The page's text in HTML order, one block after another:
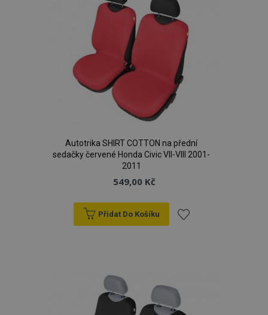
Autotrika SHIRT COTTON na přední
sedačky červené Honda Civic VII-VIII 2001-
2011
549,00 Kč
Přidat Do Košíku